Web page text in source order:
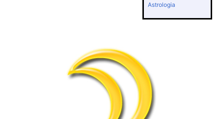
Astrologia